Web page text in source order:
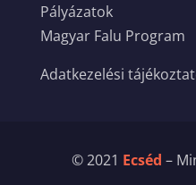
Pályázatok
Magyar Falu Program
Adatkezelési
© 2021 Ecséd –